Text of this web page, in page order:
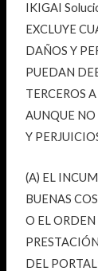
IKIGAI
EXCLUYE
DAÑOS Y
PUEDAN
TERCEROS
AUNQUE
Y
(A) EL
BUENAS
O EL
DEL